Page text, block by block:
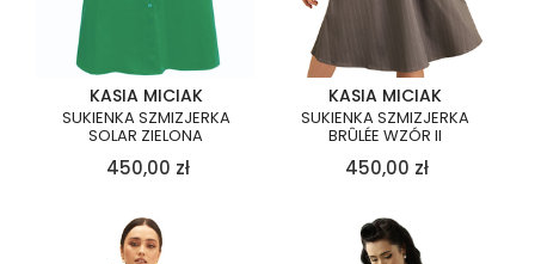
KASIA MICIAK
SUKIENKA SZMIZJERKA
SOLAR ZIELONA
450,00 zł
KASIA MICIAK
SUKIENKA SZMIZJERKA
BRÛLÉE WZÓR II
450,00 zł